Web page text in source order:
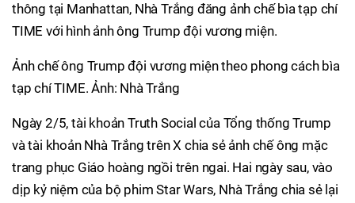
thông tại Manhattan, Nhà Trắng đăng ảnh chế bìa tạp chí
TIME với hình ảnh ông Trump đội vương miện.
Ảnh chế ông Trump đội vương miện theo phong cách bìa
tạp chí TIME. Ảnh: Nhà Trắng
Ngày 2/5, tài khoản Truth Social của Tổng thống Trump
và tài khoản Nhà Trắng trên X chia sẻ ảnh chế ông mặc
trang phục Giáo hoàng ngồi trên ngai. Hai ngày sau, vào
dịp kỷ niệm của bộ phim Star Wars, Nhà Trắng chia sẻ lại